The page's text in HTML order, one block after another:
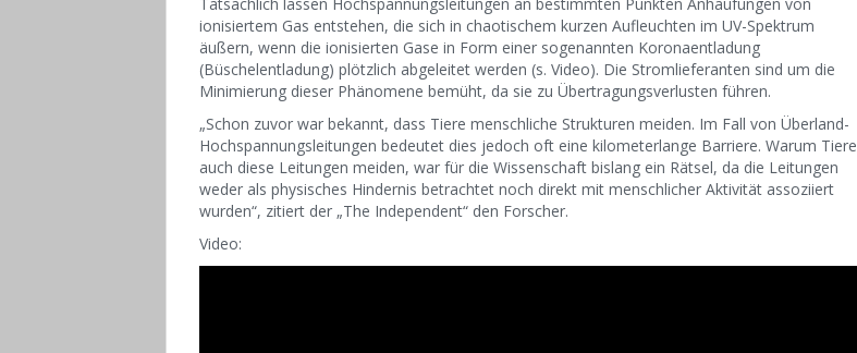
Tatsächlich lassen Hochspannungsleitungen an bestimmten Punkten Anhäufungen von
ionisiertem Gas entstehen, die sich in chaotischem kurzen Aufleuchten im UV-Spektrum
äußern, wenn die ionisierten Gase in Form einer sogenannten Koronaentladung
(Büschelentladung) plötzlich abgeleitet werden (s. Video). Die Stromlieferanten sind um die
Minimierung dieser Phänomene bemüht, da sie zu Übertragungsverlusten führen.
„Schon zuvor war bekannt, dass Tiere menschliche Strukturen meiden. Im Fall von Überland-
Hochspannungsleitungen bedeutet dies jedoch oft eine kilometerlange Barriere. Warum Tiere
auch diese Leitungen meiden, war für die Wissenschaft bislang ein Rätsel, da die Leitungen
weder als physisches Hindernis betrachtet noch direkt mit menschlicher Aktivität assoziiert
wurden“, zitiert der „The Independent“ den Forscher.
Video: